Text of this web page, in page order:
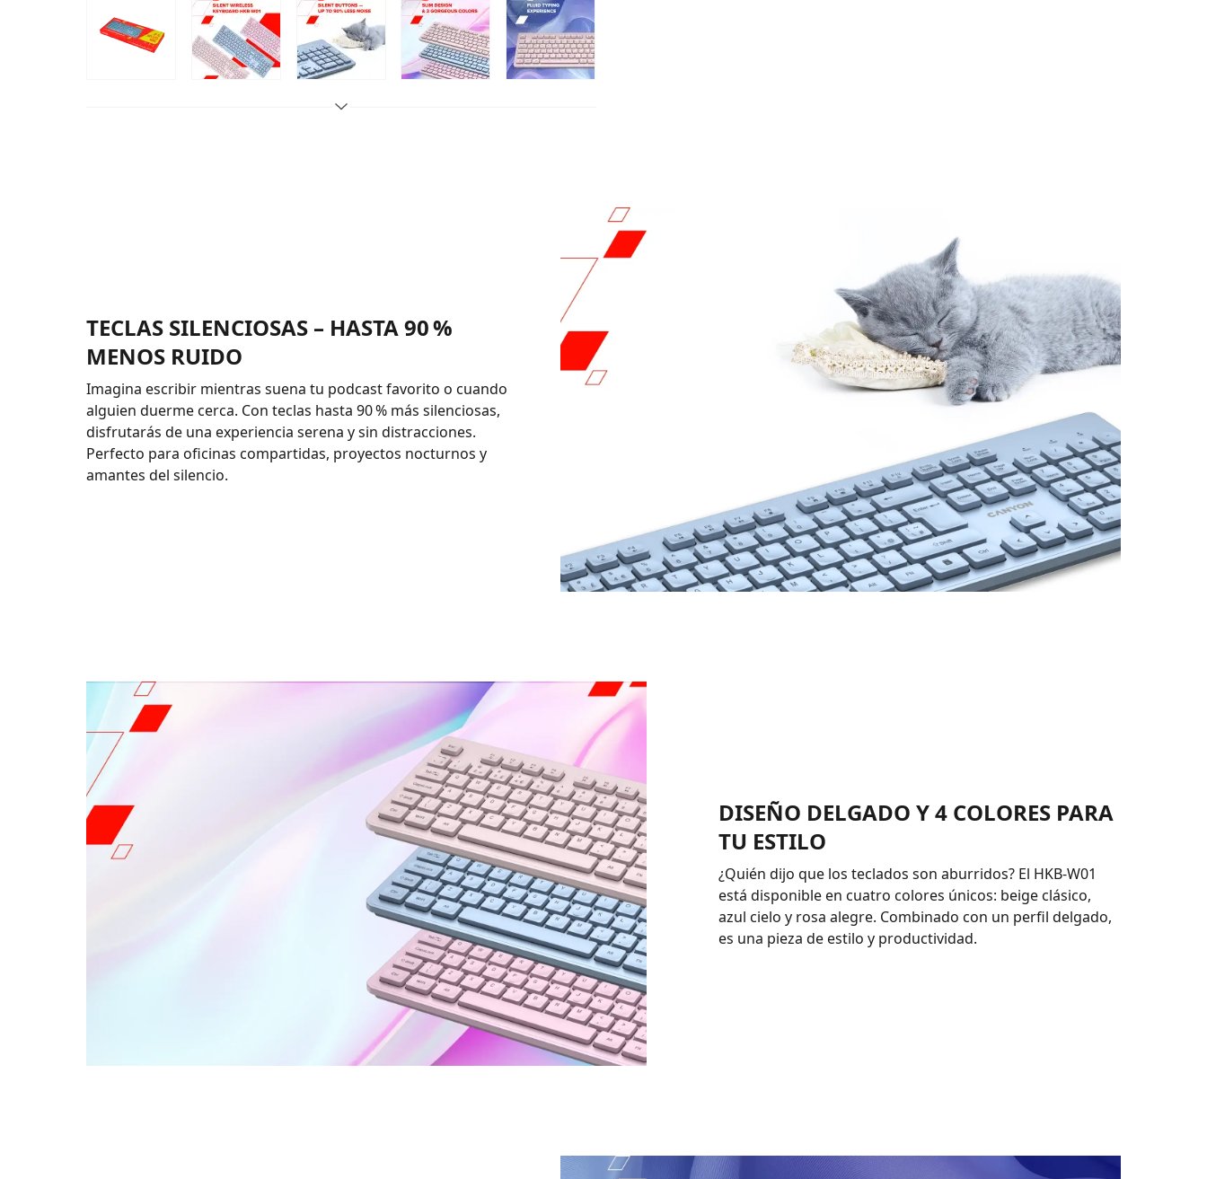
TECLAS SILENCIOSAS – HASTA 90 %
MENOS RUIDO
Imagina escribir mientras suena tu podcast favorito o cuando
alguien duerme cerca. Con teclas hasta 90 % más silenciosas,
disfrutarás de una experiencia serena y sin distracciones.
Perfecto para oficinas compartidas, proyectos nocturnos y
amantes del silencio.
DISEÑO DELGADO Y 4 COLORES PARA
TU ESTILO
¿Quién dijo que los teclados son aburridos? El HKB-W01
está disponible en cuatro colores únicos: beige clásico,
azul cielo y rosa alegre. Combinado con un perfil delgado,
es una pieza de estilo y productividad.